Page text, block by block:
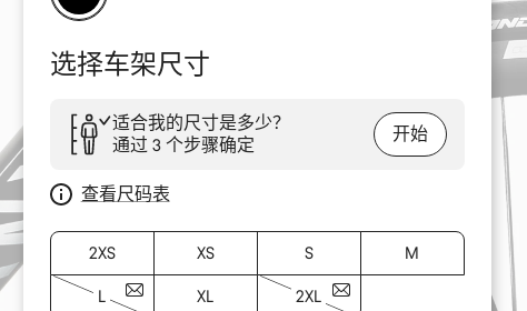
选择车架尺寸
适合我的尺寸是多少？
通过 3 个步骤确定
开始
查看尺码表
2XS XS S M
L XL 2XL